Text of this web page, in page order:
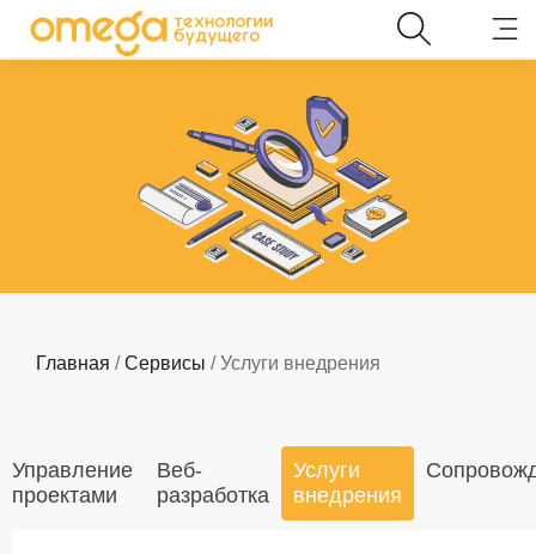
Главная /Сервисы / Услуги внедрения
Управление
проектами
Веб-
разработка
Услуги
внедрения